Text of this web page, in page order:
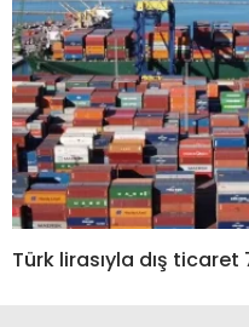
Türk lirasıyla dış